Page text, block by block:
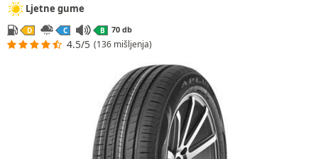
Ljetne gume
D C B 70 db
4.5/5 (136 mišljenja)